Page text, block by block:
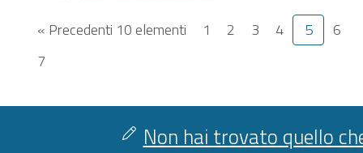
« Precedenti 10 elementi 1 2 3 4 5
6
7
Non hai trovato quello